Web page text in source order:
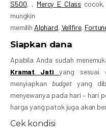
S500, , Mercy E Class
memilih Alphard, Vellfire,
Siapkan dana
Apabila Anda sudah
Kramat Jatiyang sesuai
menyiapkan budgetyang
menyewanya pada hari – hari
harga yang patok juga akan
Cek kondisi